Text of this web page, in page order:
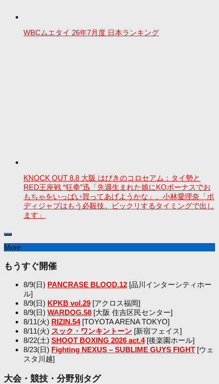
WBCムエタイ 26年7月度 日本ランキング
KNOCK OUT 8.8 大阪 はびきのコロセアム：タイ勢と
RED王座戦 “狂拳”迅「先週生まれた娘にKOボーナスでお
もちゃをいっぱい買ってあげようかな」、小林愛理奈「ボ
ディジャブはもう必殺技。ビックリするタイミングで出し
ます」
More
もうすぐ開催
8/9(日) PANCRASE BLOOD.12 [品川インターシティホー
ル]
8/9(日) KPKB vol.29 [アクロス福岡]
8/9(日) WARDOG.58 [大阪 住吉区民センター]
8/11(火) RIZIN.54[TOYOTA ARENA TOKYO]
8/11(火) スック・ワンキントーン [新宿フェイス]
8/22(土) SHOOT BOXING 2026 act.4[後楽園ホール]
8/23(日) Fighting NEXUS – SUBLIME GUYS FIGHT [ウェ
スタ川越]
大会・競技・分野別タグ